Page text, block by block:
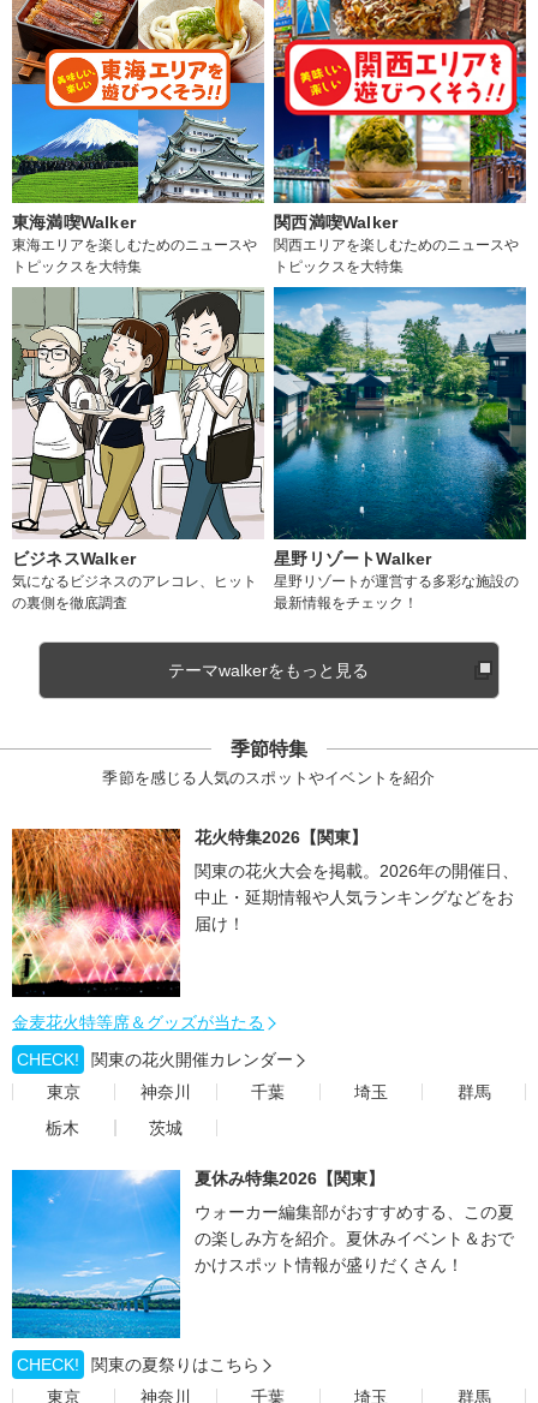
東海満喫Walker
東海エリアを楽しむためのニュースや
トピックスを大特集
関西満喫Walker
関西エリアを楽しむためのニュースや
トピックスを大特集
ビジネスWalker
気になるビジネスのアレコレ、ヒット
の裏側を徹底調査
星野リゾートWalker
星野リゾートが運営する多彩な施設の
最新情報をチェック！
テーマwalkerをもっと見る
季節特集
季節を感じる人気のスポットやイベントを紹介
花火特集2026【関東】
関東の花火大会を掲載。2026年の開催日、
中止・延期情報や人気ランキングなどをお
届け！
金麦花火特等席＆グッズが当たる
CHECK!
関東の花火開催カレンダー
東京
神奈川 千葉 埼玉
群馬
栃木
茨城
夏休み特集2026【関東】
ウォーカー編集部がおすすめする、この夏
の楽しみ方を紹介。夏休みイベント＆おで
かけスポット情報が盛りだくさん！
CHECK!
関東の夏祭りはこちら
東京
神奈川 千葉 埼玉
群馬